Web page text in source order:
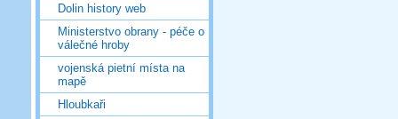
Dolin history web
Ministerstvo obrany - péče o
válečné hroby
vojenská pietní místa na
mapě
Hloubkaři